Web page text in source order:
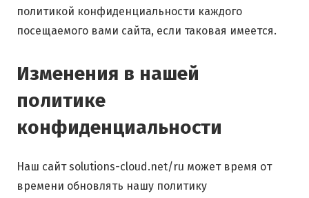
политикой конфиденциальности каждого
посещаемого вами сайта, если таковая имеется.
Изменения в нашей
политике
конфиденциальности
Наш сайт solutions-cloud.net/ru может время от
времени обновлять нашу политику